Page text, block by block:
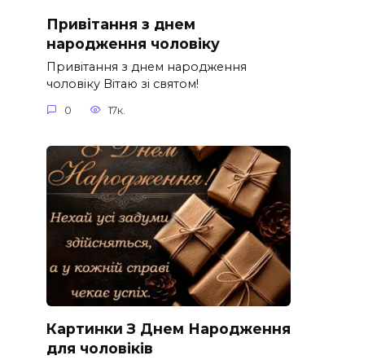
Привітання з днем
народження чоловіку
Привітання з днем народження
чоловіку Вітаю зі святом!
0 17к.
Картинки З Днем Народження
для чоловіків​